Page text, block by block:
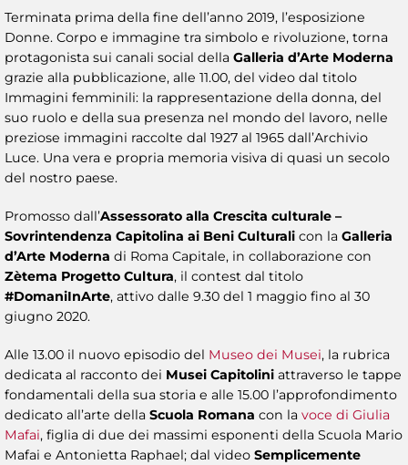
Terminata prima della fine dell’anno 2019, l’esposizione
Donne. Corpo e immagine tra simbolo e rivoluzione, torna
protagonista sui canali social della Galleria d’Arte Moderna
grazie alla pubblicazione, alle 11.00, del video dal titolo
Immagini femminili: la rappresentazione della donna, del
suo ruolo e della sua presenza nel mondo del lavoro, nelle
preziose immagini raccolte dal 1927 al 1965 dall’Archivio
Luce. Una vera e propria memoria visiva di quasi un secolo
del nostro paese.
Promosso dall’Assessorato alla Crescita culturale –
Sovrintendenza Capitolina ai Beni Culturali con la Galleria
d’Arte Moderna di Roma Capitale, in collaborazione con
Zètema Progetto Cultura, il contest dal titolo
#DomaniInArte, attivo dalle 9.30 del 1 maggio fino al 30
giugno 2020.
Alle 13.00 il nuovo episodio del Museo dei Musei, la rubrica
dedicata al racconto dei Musei Capitolini attraverso le tappe
fondamentali della sua storia e alle 15.00 l’approfondimento
dedicato all’arte della Scuola Romana con la voce di Giulia
Mafai, figlia di due dei massimi esponenti della Scuola Mario
Mafai e Antonietta Raphael; dal video Semplicemente